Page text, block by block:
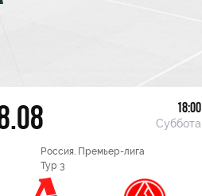
18:00
Суббота
Россия. Премьер-лига
Тур 3